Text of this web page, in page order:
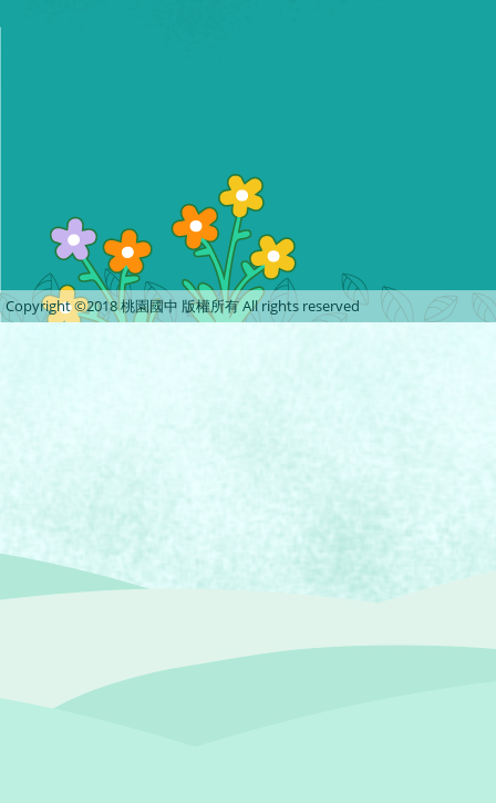
Copyright ©2018 桃園國中 版權所有 All rights reserved